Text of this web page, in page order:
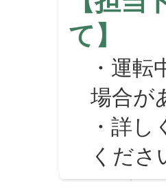
て】
・運転
場合が
・詳し
くださ